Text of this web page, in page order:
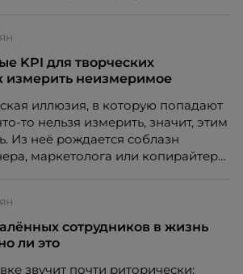
«Минеральная изоляция»
KPI для творческих
измерить неизмеримое
иллюзия, в которую попадают
то нельзя измерить, значит, этим
Из неё рождается соблазн
маркетолога или копирайтера
так мы измеряем не ценность,
работа — это тот редкий
и результат могут не
сотрудников в жизнь
ли это
звучит почти риторически: